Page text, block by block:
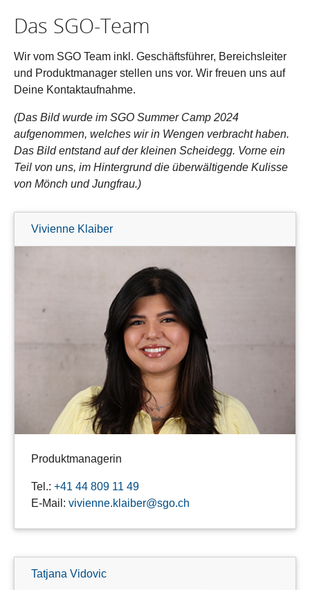
Das SGO-Team
Wir vom SGO Team inkl. Geschäftsführer, Bereichsleiter
und Produktmanager stellen uns vor. Wir freuen uns auf
Deine Kontaktaufnahme.
(Das Bild wurde im SGO Summer Camp 2024
aufgenommen, welches wir in Wengen verbracht haben.
Das Bild entstand auf der kleinen Scheidegg. Vorne ein
Teil von uns, im Hintergrund die überwältigende Kulisse
von Mönch und Jungfrau.)
Vivienne Klaiber
Produktmanagerin
Tel.: +41 44 809 11 49
E-Mail: vivienne.klaiber@sgo.ch
Tatjana Vidovic